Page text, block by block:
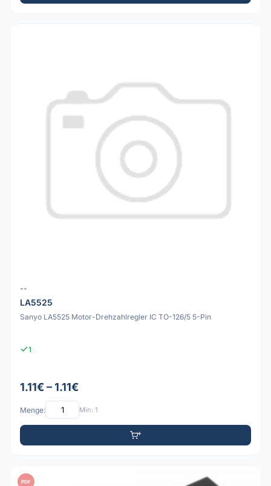
--
LA5525
Sanyo LA5525 Motor-Drehzahlregler IC TO-126/5 5-Pin
1
1.11€ – 1.11€
Menge: Min: 1
PDF